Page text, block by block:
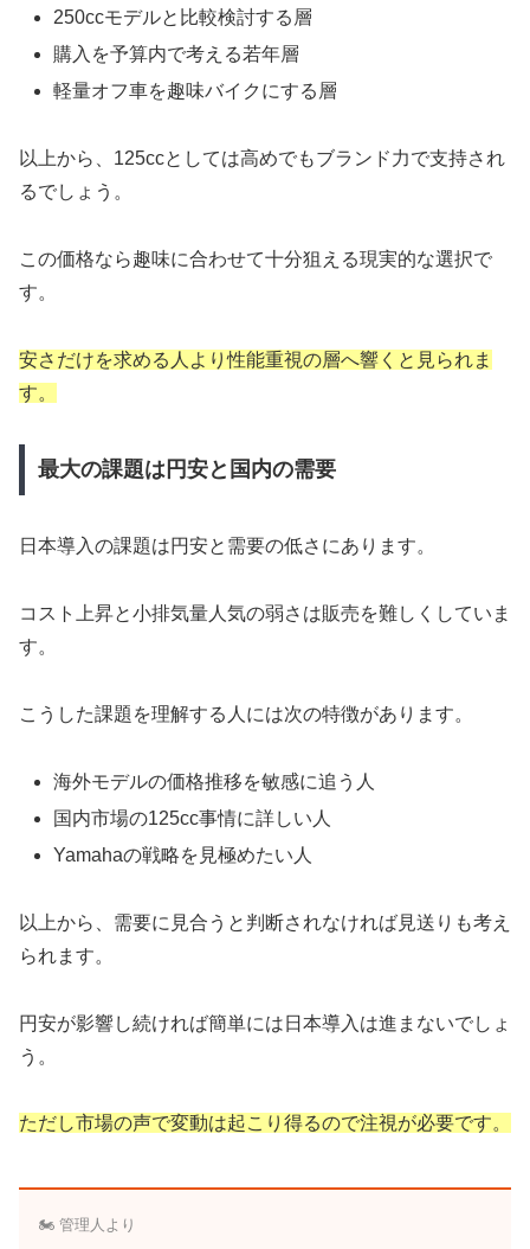
250ccモデルと比較検討する層
購入を予算内で考える若年層
軽量オフ車を趣味バイクにする層
以上から、125ccとしては高めでもブランド力で支持され
るでしょう。
この価格なら趣味に合わせて十分狙える現実的な選択で
す。
安さだけを求める人より性能重視の層へ響くと見られま
す。
最大の課題は円安と国内の需要
日本導入の課題は円安と需要の低さにあります。
コスト上昇と小排気量人気の弱さは販売を難しくしていま
す。
こうした課題を理解する人には次の特徴があります。
海外モデルの価格推移を敏感に追う人
国内市場の125cc事情に詳しい人
Yamahaの戦略を見極めたい人
以上から、需要に見合うと判断されなければ見送りも考え
られます。
円安が影響し続ければ簡単には日本導入は進まないでしょ
う。
ただし市場の声で変動は起こり得るので注視が必要です。
🏍️ 管理人より